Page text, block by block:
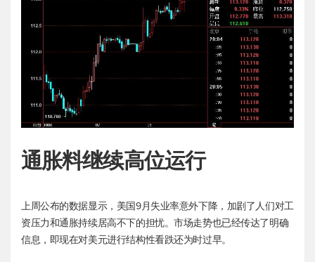
通胀料继续高位运行
上周公布的数据显示，美国9月失业率意外下降，加剧了人们对工
资压力和通胀持续居高不下的担忧。市场走势也已经传达了明确
信息，即现在对美元进行结构性看跌还为时过早。